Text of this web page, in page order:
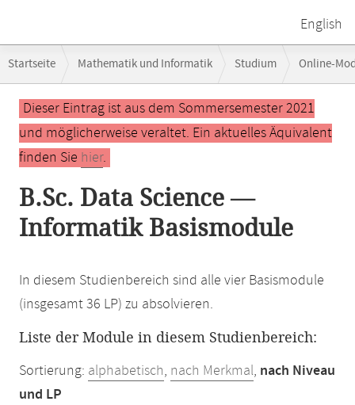
English
Navigation
Startseite Mathematik und Informatik Studium Online-
Hauptinhalt
Dieser Eintrag ist aus dem Sommersemester 2021
und möglicherweise veraltet. Ein aktuelles Äquivalent
finden Sie hier.
B.Sc. Data Science —
Informatik Basismodule
In diesem Studienbereich sind alle vier Basismodule
(insgesamt 36 LP) zu absolvieren.
Liste der Module in diesem Studienbereich:
Sortierung: alphabetisch, nach Merkmal, nach Niveau
und LP